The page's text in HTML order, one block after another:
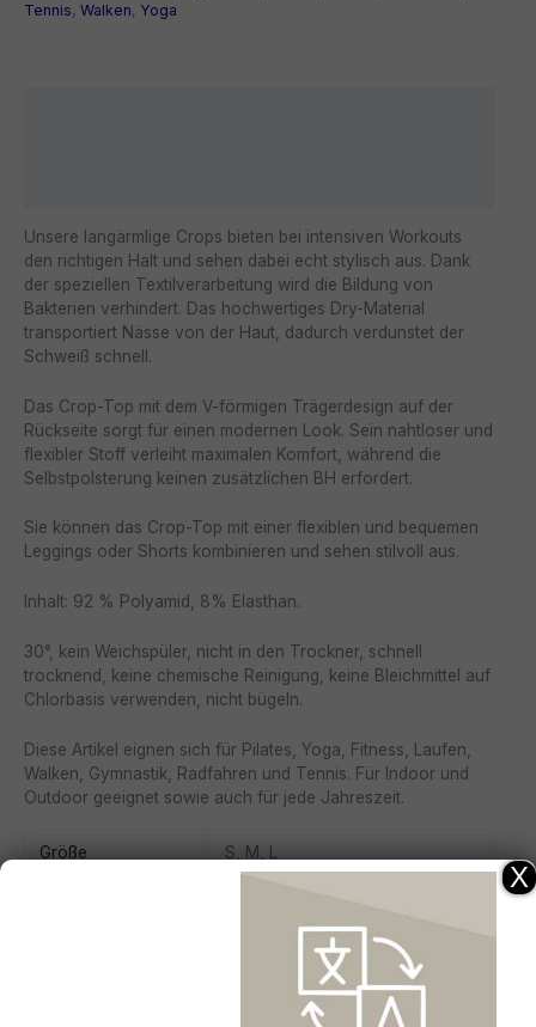
Tennis, Walken, Yoga
Unsere langärmlige Crops bieten bei intensiven Workouts
den richtigen Halt und sehen dabei echt stylisch aus. Dank
der speziellen Textilverarbeitung wird die Bildung von
Bakterien verhindert. Das hochwertiges Dry-Material
transportiert Nässe von der Haut, dadurch verdunstet der
Schweiß schnell.
Das Crop-Top mit dem V-förmigen Trägerdesign auf der
Rückseite sorgt für einen modernen Look. Sein nahtloser und
flexibler Stoff verleiht maximalen Komfort, während die
Selbstpolsterung keinen zusätzlichen BH erfordert.
Sie können das Crop-Top mit einer flexiblen und bequemen
Leggings oder Shorts kombinieren und sehen stilvoll aus.
Inhalt: 92 % Polyamid, 8% Elasthan.
30°, kein Weichspüler, nicht in den Trockner, schnell
trocknend, keine chemische Reinigung, keine Bleichmittel auf
Chlorbasis verwenden, nicht bügeln.
Diese Artikel eignen sich für Pilates, Yoga, Fitness, Laufen,
Walken, Gymnastik, Radfahren und Tennis. Für Indoor und
Outdoor geeignet sowie auch für jede Jahreszeit.
Größe S, M, L
X